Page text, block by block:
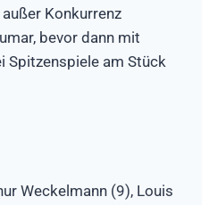
Konkurrenz
bevor dann mit
Spitzenspiele am Stück
Weckelmann (9), Louis